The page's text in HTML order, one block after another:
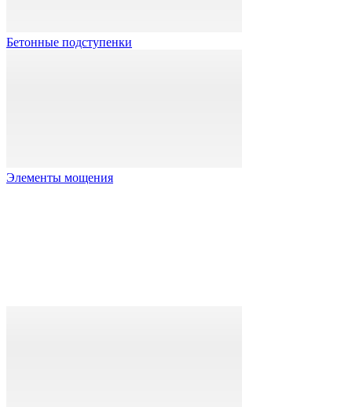
Бетонные подступенки
Элементы мощения